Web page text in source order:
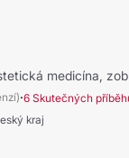
medicína,
·6 Skutečných
kraj